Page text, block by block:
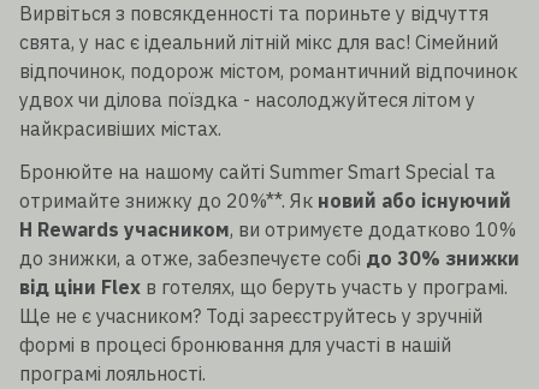
Вирвіться з повсякденності та пориньте у відчуття
свята, у нас є ідеальний літній мікс для вас! Сімейний
відпочинок, подорож містом, романтичний відпочинок
удвох чи ділова поїздка - насолоджуйтеся літом у
найкрасивіших містах.
Бронюйте на нашому сайті Summer Smart Special та
отримайте знижку до 20%**. Як новий або існуючий
H Rewards учасником, ви отримуєте додатково 10%
до знижки, а отже, забезпечуєте собі до 30% знижки
від ціни Flex в готелях, що беруть участь у програмі.
Ще не є учасником? Тоді зареєструйтесь у зручній
формі в процесі бронювання для участі в нашій
програмі лояльності.